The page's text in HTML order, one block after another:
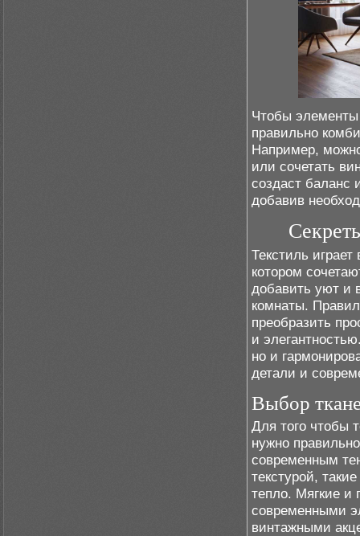
Чтобы элементы
правильно
Например,
или сочетать
создаст баланс
добавив
Текстиль
котором
добавить уют и
комнаты.
преобразить
и
но и
детали и
Выбор
Для того чтобы
нужно
современным
текстурой,
тепло. Мягкие и
современными
винтажными